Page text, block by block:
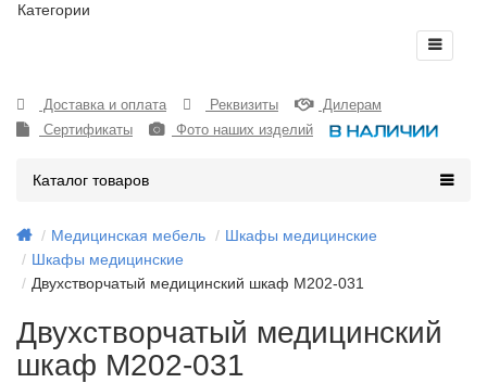
Категории
Доставка и оплата Реквизиты
Дилерам
Сертификаты
Фото наших изделий
Каталог товаров
Медицинская мебель
Шкафы медицинские
Шкафы медицинские
Двухстворчатый медицинский шкаф М202-031
Двухстворчатый медицинский
шкаф М202-031